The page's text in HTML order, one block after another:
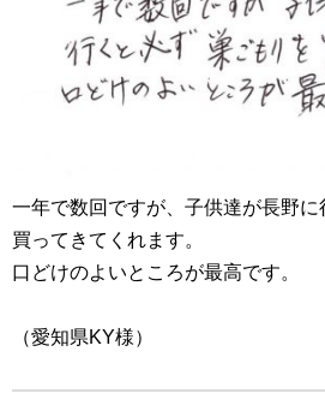
一年で数回ですが、子供達が長野
買ってきてくれます。
口どけのよいところが最高です。
（愛知県KY様）